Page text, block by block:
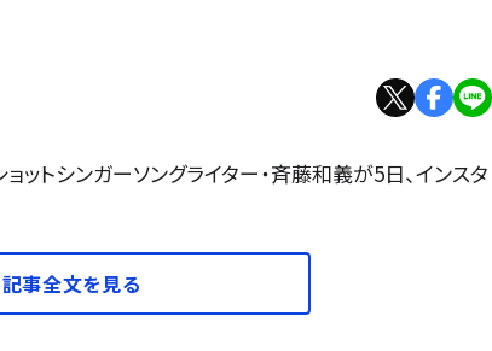
ットシンガーソングライター・斉藤和義が5日、インスタ
記事全文を見る